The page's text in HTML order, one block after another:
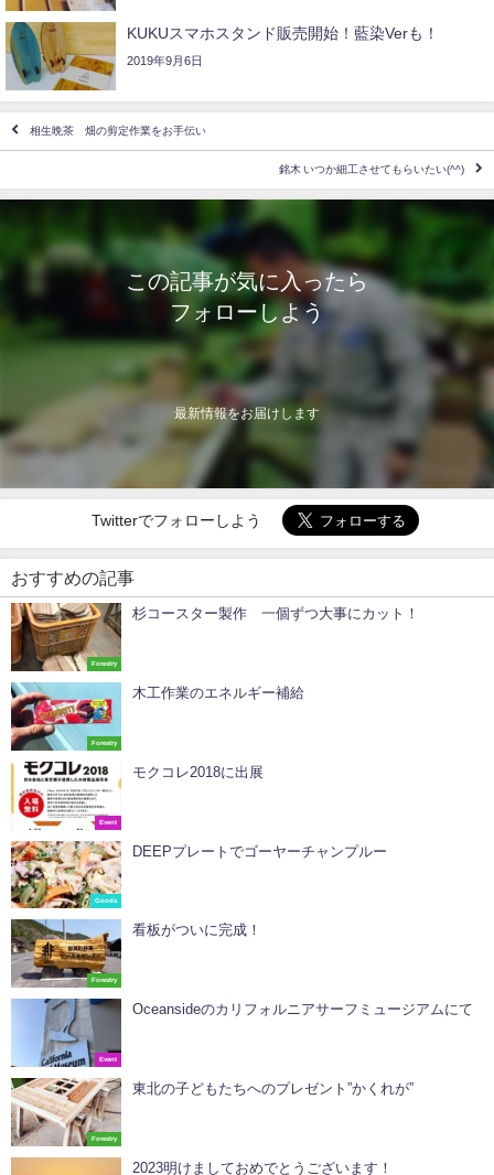
KUKUスマホスタンド販売開始！藍染Verも！
2019年9月6日
相生晩茶 畑の剪定作業をお手伝い
銘木 いつか細工させてもらいたい(^^)
この記事が気に入ったら
フォローしよう
最新情報をお届けします
Twitterでフォローしよう
おすすめの記事
Forestry
杉コースター製作 一個ずつ大事にカット！
Forestry
木工作業のエネルギー補給
Event
モクコレ2018に出展
Goods
DEEPプレートでゴーヤーチャンプルー
Forestry
看板がついに完成！
Event
Oceansideのカリフォルニアサーフミュージアムにて
Forestry
東北の子どもたちへのプレゼント”かくれが”
2023明けましておめでとうございます！